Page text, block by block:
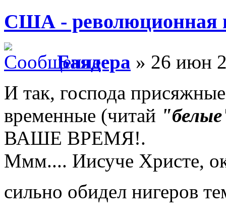
США - революционная
Баядера » 26 июн
И так, господа
временные (читай
ВАШЕ ВРЕМЯ!.
Ммм.... Иисуче Христе,
сильно обидел нигеров